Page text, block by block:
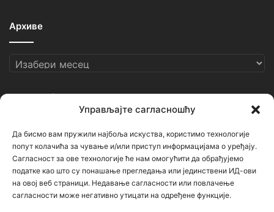
Управљајте сагласношћу
Да бисмо вам пружили најбоља искуства, користимо технологије
попут колачића за чување и/или приступ информацијама о уређају.
Сагласност за ове технологије ће нам омогућити да обрађујемо
податке као што су понашање прегледања или јединствени ИД-ови
на овој веб страници. Недавање сагласности или повлачење
сагласности може негативно утицати на одређене функције.
Архиве
Архиве
Категорије
Категорије
Кључне речи